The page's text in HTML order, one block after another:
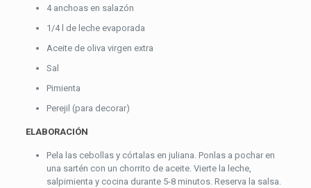
4 anchoas en salazón
1/4 l de leche evaporada
Aceite de oliva virgen extra
Sal
Pimienta
Perejil (para decorar)
ELABORACIÓN
Pela las cebollas y córtalas en juliana. Ponlas a pochar en
una sartén con un chorrito de aceite. Vierte la leche,
salpimienta y cocina durante 5-8 minutos. Reserva la salsa.